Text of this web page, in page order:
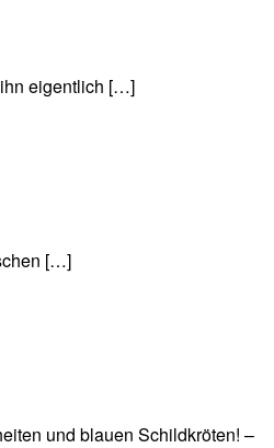
ihn eigentlich […]
[…]
und blauen Schildkröten! –